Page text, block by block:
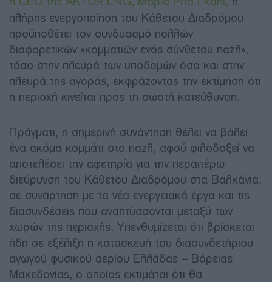
πλήρης ενεργοποίηση του Κάθετου Διαδρόμου
προϋποθέτει τον συνδυασμό πολλών
διαφορετικών «κομματιών ενός σύνθετου παζλ»,
τόσο στην πλευρά των υποδομών όσο και στην
πλευρά της αγοράς, εκφράζοντας την εκτίμηση ότι
η περιοχή κινείται προς τη σωστή κατεύθυνση.
Πράγματι, η σημερινή συνάντηση θέλει να βάλει
ένα ακόμα κομμάτι στο παζλ, αφού φιλοδοξεί να
αποτελέσει την αφετηρία για την περαιτέρω
διεύρυνση του Κάθετου Διαδρόμου στα Βαλκάνια,
σε συνάρτηση με τα νέα ενεργειακά έργα και τις
διασυνδέσεις που αναπτύσσονται μεταξύ των
χωρών της περιοχής. Υπενθυμίζεται ότι βρίσκεται
ήδη σε εξέλιξη η κατασκευή του διασυνδετήριου
αγωγού φυσικού αερίου Ελλάδας – Βόρειας
Μακεδονίας, ο οποίος εκτιμάται ότι θα